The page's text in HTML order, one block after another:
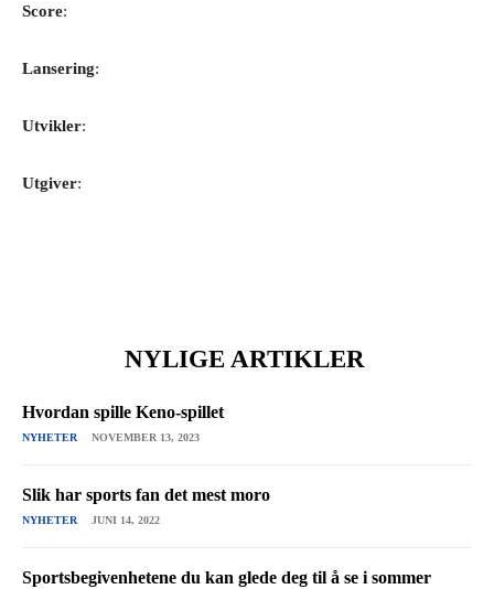
Score:
Lansering:
Utvikler:
Utgiver:
NYLIGE ARTIKLER
Hvordan spille Keno-spillet
NYHETER NOVEMBER 13, 2023
Slik har sports fan det mest moro
NYHETER JUNI 14, 2022
Sportsbegivenhetene du kan glede deg til å se i sommer